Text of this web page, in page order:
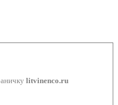
litvinenco.ru